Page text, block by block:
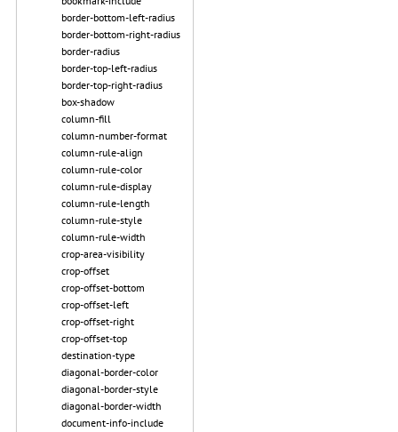
border-bottom-left-radius
border-bottom-right-radius
border-radius
border-top-left-radius
border-top-right-radius
box-shadow
column-fill
column-number-format
column-rule-align
column-rule-color
column-rule-display
column-rule-length
column-rule-style
column-rule-width
crop-area-visibility
crop-offset
crop-offset-bottom
crop-offset-left
crop-offset-right
crop-offset-top
destination-type
diagonal-border-color
diagonal-border-style
diagonal-border-width
document-info-include